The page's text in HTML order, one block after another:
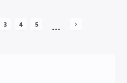
3 4 5 ...